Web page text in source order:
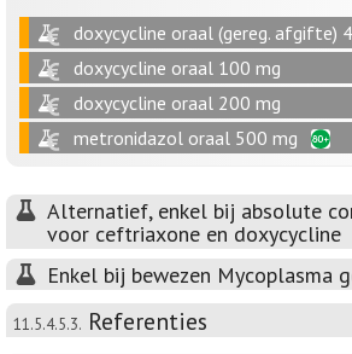
doxycycline oraal (gereg. afgifte)
doxycycline oraal 100 mg
doxycycline oraal 200 mg
metronidazol oraal 500 mg
Alternatief, enkel bij absolute
voor ceftriaxone en doxycycline
Enkel bij bewezen Mycoplasma
11.5.4.5.3. Referenties